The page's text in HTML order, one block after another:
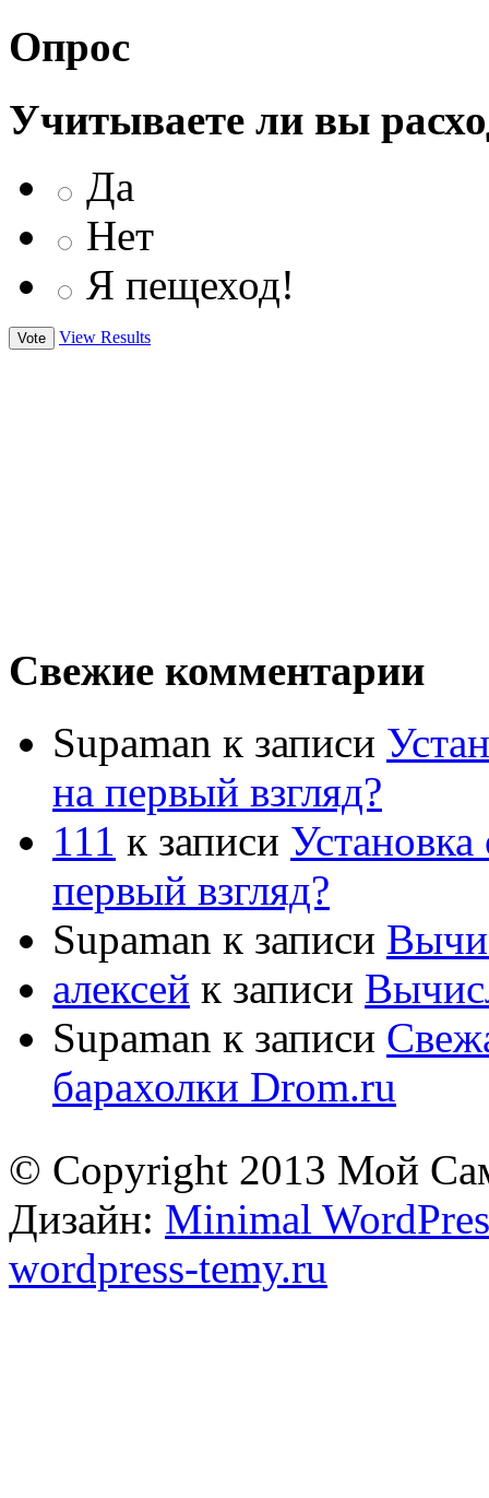
Опрос
Учитываете ли вы
Да
Нет
Я пещеход!
View Results
Свежие комментарии
Supaman к записи
на первый взгляд?
111 к записи Установка
первый взгляд?
Supaman к записи
алексей к записи
Supaman к записи
барахолки Drom.ru
© Copyright 2013 Мой
Дизайн: Minimal
wordpress-temy.ru